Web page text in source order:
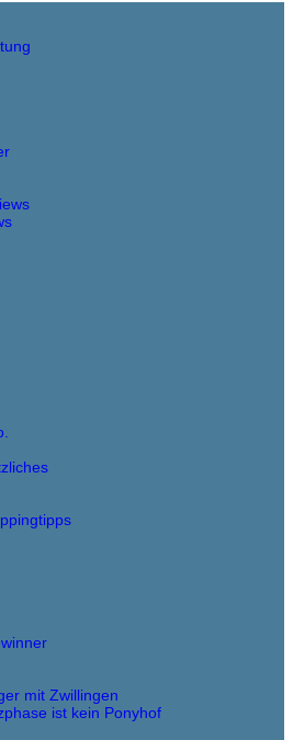
mit Zwillingen
ist kein Ponyhof